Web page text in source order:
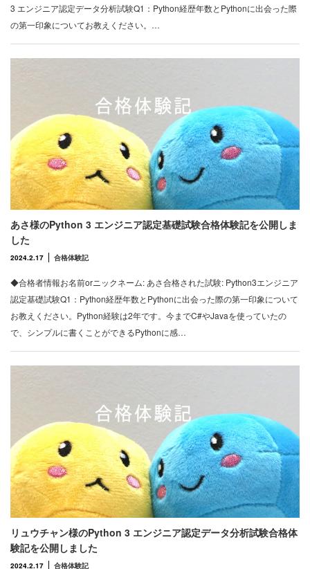
3 エンジニア認定データ分析試験Q1：Python経歴年数とPythonに出会った際
の第一印象についてお教えください。…
あさ様のPython 3 エンジニア認定基礎試験合格体験記を公開しま
した
2024.2.17 合格体験記
◆合格者情報お名前orニックネーム: あさ合格された試験: Python3エンジニア
認定基礎試験Q1：Python経歴年数とPythonに出会った際の第一印象について
お教えください。Python経験は2年です。今までC#やJavaを使っていたの
で、シンプルに書くことができるPythonに感…
リュウチャン様のPython 3 エンジニア認定データ分析試験合格体
験記を公開しました
2024.2.17 合格体験記